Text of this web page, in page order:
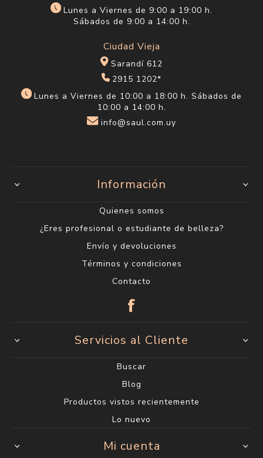
Lunes a Viernes de 9:00 a 19:00 h.
Sábados de 9:00 a 14:00 h.
Ciudad Vieja
Sarandí 612
2915 1202*
Lunes a Viernes de 10:00 a 18:00 h. Sábados de
10:00 a 14:00 h.
info@saul.com.uy
Información
Quienes somos
¿Eres profesional o estudiante de belleza?
Envío y devoluciones
Términos y condiciones
Contacto
Servicios al Cliente
Buscar
Blog
Productos vistos recientemente
Lo nuevo
Mi cuenta